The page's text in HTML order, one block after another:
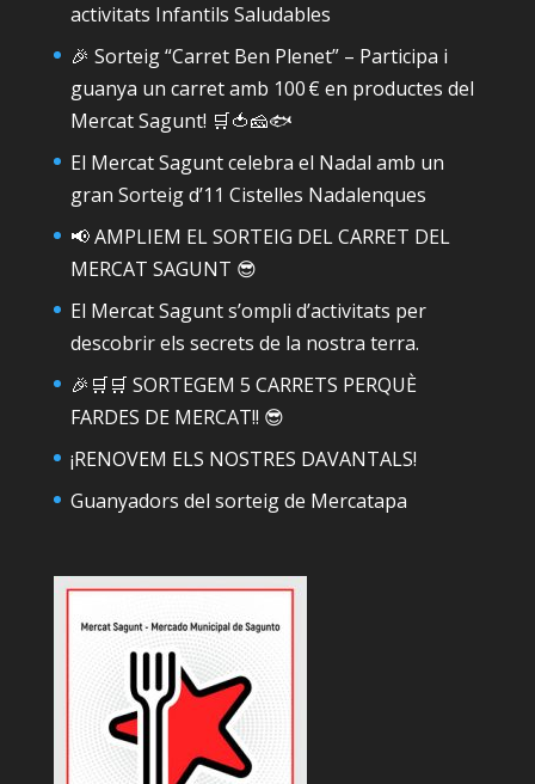
activitats Infantils Saludables
🎉 Sorteig “Carret Ben Plenet” – Participa i
guanya un carret amb 100 € en productes del
Mercat Sagunt! 🛒🍅🧀🐟
El Mercat Sagunt celebra el Nadal amb un
gran Sorteig d’11 Cistelles Nadalenques
📢 AMPLIEM EL SORTEIG DEL CARRET DEL
MERCAT SAGUNT 😎
El Mercat Sagunt s’ompli d’activitats per
descobrir els secrets de la nostra terra.
🎉🛒🛒 SORTEGEM 5 CARRETS PERQUÈ
FARDES DE MERCAT!! 😎
¡RENOVEM ELS NOSTRES DAVANTALS!
Guanyadors del sorteig de Mercatapa